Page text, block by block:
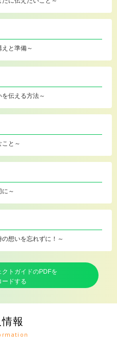
と準備～
伝える方法～
と～
～
想いを忘れずに！～
クトガイドのPDFを
ードする
報